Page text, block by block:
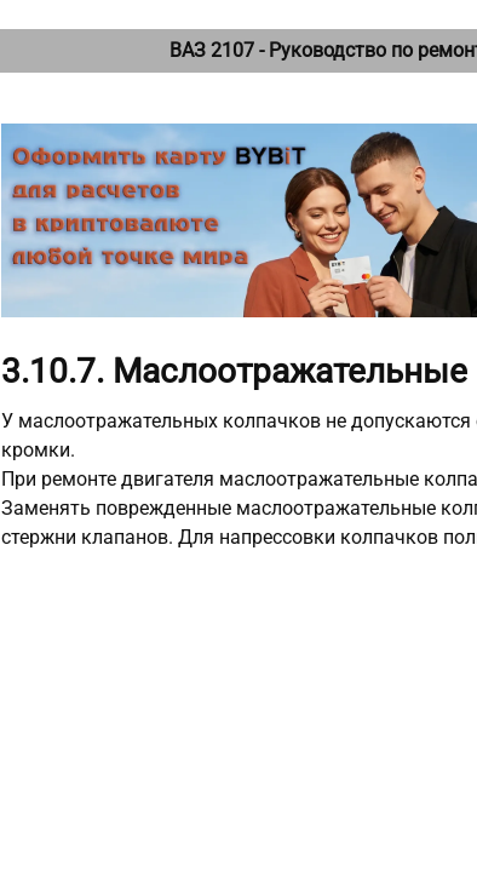
ВАЗ 2107 - Руководство по
3.10.7.
У маслоотражательных колпачков не
кромки.
При ремонте двигателя маслоотражательные
Заменять поврежденные маслоотражательные
стержни клапанов. Для напрессовки колпачков